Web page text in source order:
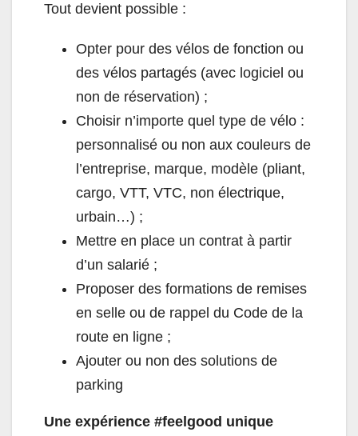
Tout devient possible :
Opter pour des vélos de fonction ou
des vélos partagés (avec logiciel ou
non de réservation) ;
Choisir n’importe quel type de vélo :
personnalisé ou non aux couleurs de
l’entreprise, marque, modèle (pliant,
cargo, VTT, VTC, non électrique,
urbain…) ;
Mettre en place un contrat à partir
d’un salarié ;
Proposer des formations de remises
en selle ou de rappel du Code de la
route en ligne ;
Ajouter ou non des solutions de
parking
Une expérience #feelgood unique